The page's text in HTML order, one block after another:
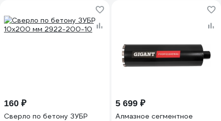
160 ₽
Сверло по бетону ЗУБР
5 699 ₽
Алмазное сегментное